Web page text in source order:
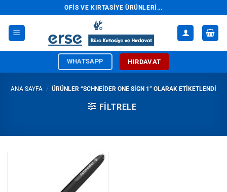
atla
OFIS VE KIRTASIYE ÜRÜNLERI...
WHATSAPP HIRDAVAT
ANA SAYFA / ÜRÜNLER “SCHNEIDER ONE SIGN 1” OLARAK ETIKETLENDI
FILTRELE